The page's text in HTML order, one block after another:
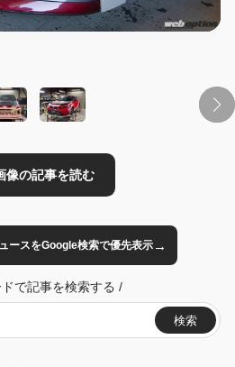
ースをGoogle検索で優先表示→
で記事を検索する /
検索